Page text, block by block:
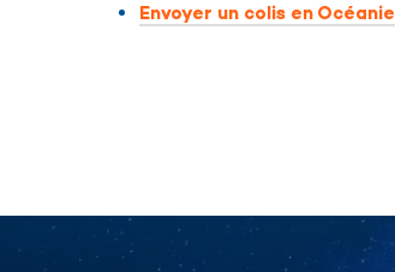
Envoyer un colis en Océanie